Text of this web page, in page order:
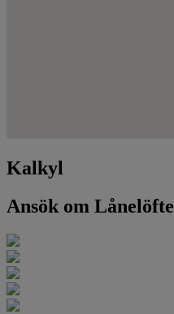
Kalkyl
Ansök om Lånelöfte